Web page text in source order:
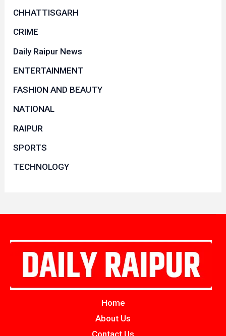
CHHATTISGARH
CRIME
Daily Raipur News
ENTERTAINMENT
FASHION AND BEAUTY
NATIONAL
RAIPUR
SPORTS
TECHNOLOGY
Home
About Us
Contact Us